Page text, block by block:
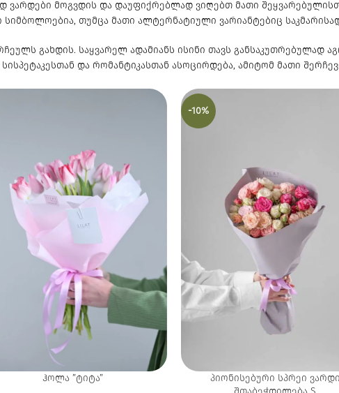
ვარდები მოგვდის და დაუფიქრებლად ვიღებთ მათი
თუმცა მათი ალტერნატიული ვარიანტებიც
გახდის. საყვარელ ადამიანს ისინი თავს განსაკუთრებულად
სისპეტაკესთან და რომანტიკასთან ასოცირდება, ამიტომ მათი
ჰოლა ”ტიტა”
-10%
პიონისებური სპრეი ვარდი